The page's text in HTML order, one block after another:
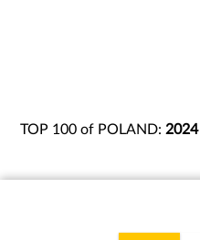
TOP 100 of POLAND:2024